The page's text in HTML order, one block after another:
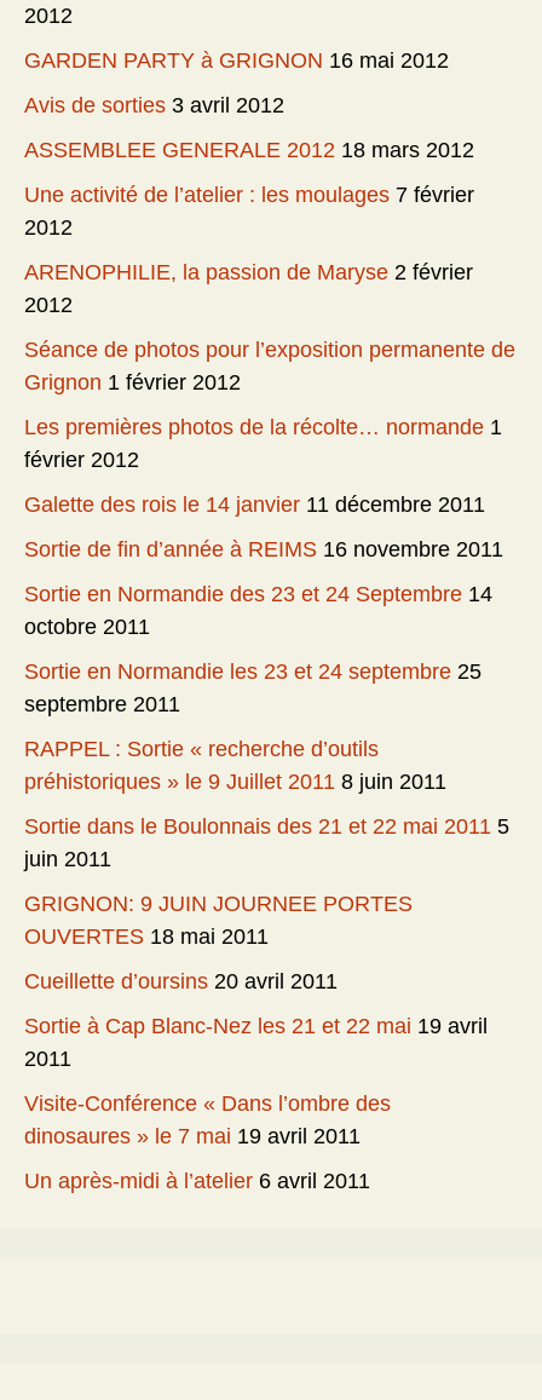
2012
GARDEN PARTY à GRIGNON 16 mai 2012
Avis de sorties 3 avril 2012
ASSEMBLEE GENERALE 2012 18 mars 2012
Une activité de l’atelier : les moulages 7 février
2012
ARENOPHILIE, la passion de Maryse 2 février
2012
Séance de photos pour l’exposition permanente de
Grignon 1 février 2012
Les premières photos de la récolte… normande 1
février 2012
Galette des rois le 14 janvier 11 décembre 2011
Sortie de fin d’année à REIMS 16 novembre 2011
Sortie en Normandie des 23 et 24 Septembre 14
octobre 2011
Sortie en Normandie les 23 et 24 septembre 25
septembre 2011
RAPPEL : Sortie « recherche d’outils
préhistoriques » le 9 Juillet 2011 8 juin 2011
Sortie dans le Boulonnais des 21 et 22 mai 2011 5
juin 2011
GRIGNON: 9 JUIN JOURNEE PORTES
OUVERTES 18 mai 2011
Cueillette d’oursins 20 avril 2011
Sortie à Cap Blanc-Nez les 21 et 22 mai 19 avril
2011
Visite-Conférence « Dans l’ombre des
dinosaures » le 7 mai 19 avril 2011
Un après-midi à l’atelier 6 avril 2011